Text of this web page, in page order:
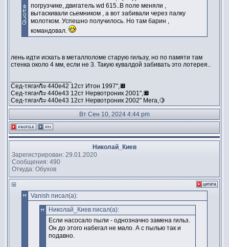
погрузчике, двигатель wd 615..В поле меняли ,
вытаскивали сьемником , а вот забивали через палку
молотком. Успешно получилось. Но там барин ,
командовал.
лень идти искать в металлоломе старую гильзу, но по памяти там
стенка около 4 мм, если не 3. Такую кувалдой забивать это лотерея..
Сед-тягач🐑 440е42 12ст Итон 1997",🔲
Сед-тягач🐑 440е43 12ст Нервотроник 2001",🔲
Сед-тягач🐑 440е43 12ст Нервотроник 2002" Мега,🍋
Вт Сен 10, 2024 4:44 pm
Николай_Киев
Зарегистрирован: 29.01.2020
Сообщения: 490
Откуда: Обухов
Vanish писал(а):
Николай_Киев писал(а):
Если насосало пыли - однозначно замена гильз.
Он до этого набегал не мало. А с пылью так и
подавно.